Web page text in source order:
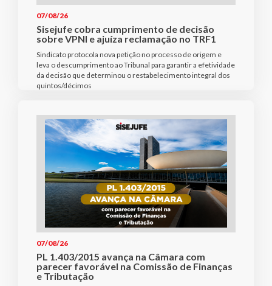
07/08/26
Sisejufe cobra cumprimento de decisão
sobre VPNI e ajuíza reclamação no TRF1
Sindicato protocola nova petição no processo de origem e
leva o descumprimento ao Tribunal para garantir a efetividade
da decisão que determinou o restabelecimento integral dos
quintos/décimos
07/08/26
PL 1.403/2015 avança na Câmara com
parecer favorável na Comissão de Finanças
e Tributação